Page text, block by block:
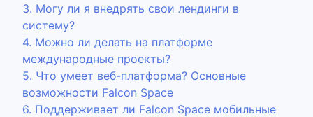
3. Могу ли я внедрять свои лендинги в
систему?
4. Можно ли делать на платформе
международные проекты?
5. Что умеет веб-платформа? Основные
возможности Falcon Space
6. Поддерживает ли Falcon Space мобильные